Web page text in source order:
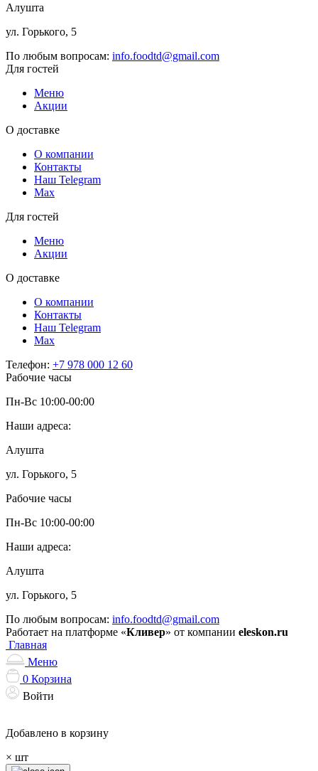
Алушта
ул. Горького, 5
По любым вопросам: info.foodtd@gmail.com
Для гостей
Меню
Акции
О доставке
О компании
Контакты
Наш Telegram
Мах
Для гостей
Меню
Акции
О доставке
О компании
Контакты
Наш Telegram
Мах
Телефон: +7 978 000 12 60
Рабочие часы
Пн-Вс 10:00-00:00
Наши адреса:
Алушта
ул. Горького, 5
Рабочие часы
Пн-Вс 10:00-00:00
Наши адреса:
Алушта
ул. Горького, 5
По любым вопросам: info.foodtd@gmail.com
Работает на платформе «Кливер» от компании eleskon.ru
Главная
Меню
0 Корзина
Войти
Добавлено в корзину
× шт